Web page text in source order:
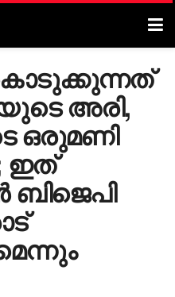
അരി,
ഒരുമണി
ഇത്
ബിജെപി